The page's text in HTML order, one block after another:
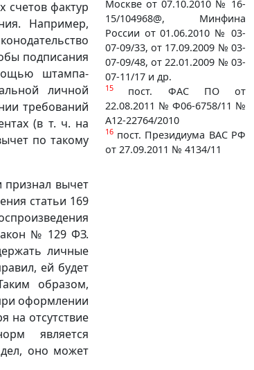
Москве от 07.10.2010 № 16-
15/104968@, Минфина
России от 01.06.2010 № 03-
07-09/33, от 17.09.2009 № 03-
07-09/48, от 22.01.2009 № 03-
07-11/17 и др.
15 пост. ФАС ПО от
22.08.2011 № Ф06-6758/11 №
А12-22764/2010
16 пост. Президиума ВАС РФ
от 27.09.2011 № 4134/11
счетов фактур
Например,
подписания
штампа-
личной
требований
(в т. ч. на
по такому
вычет
статьи 169
№ 129 ФЗ.
личные
ей будет
образом,
оформлении
на отсутствие
является
оно может